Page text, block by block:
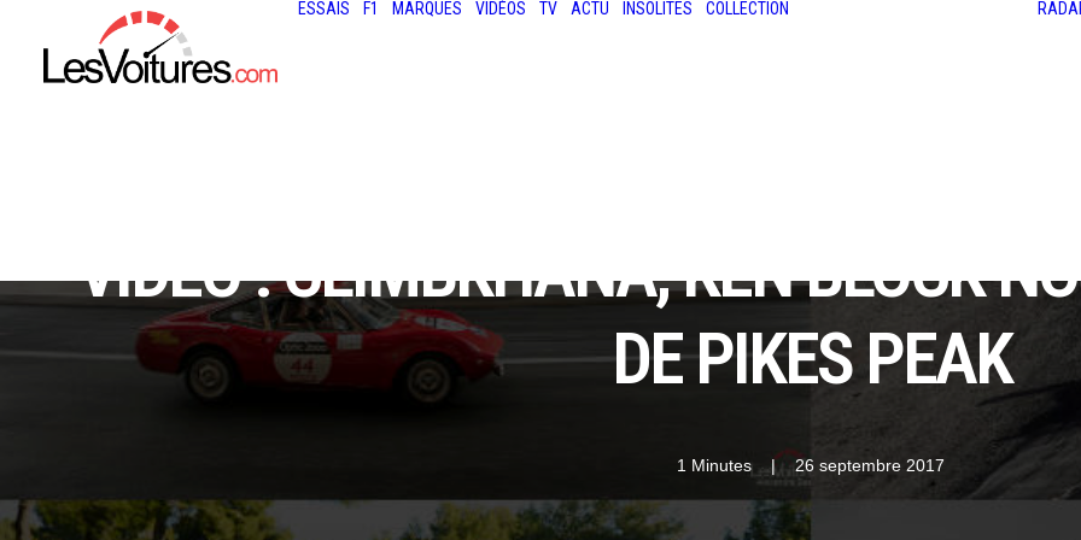
ESSAIS F1 MARQUES VIDÉOS TV ACTU INSOLITES COLLECTION
VIDÉO : CLIMBKHANA, KEN BLOCK
DE PIKES PEAK
1 Minutes | 26 septembre 2017